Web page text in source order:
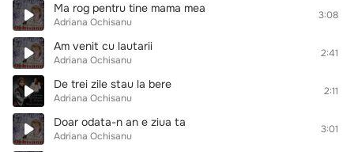
Ma rog pentru tine mama mea
Adriana Ochisanu
3:08
Am venit cu lautarii
Adriana Ochisanu
2:41
De trei zile stau la bere
Adriana Ochisanu
2:11
Doar odata-n an e ziua ta
Adriana Ochisanu
3:01